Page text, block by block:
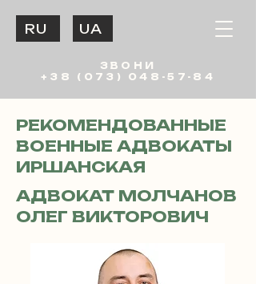
ЗВОНИ
+38 (073) 048-57-84
UA
RU
РЕКОМЕНДОВАННЫЕ
ВОЕННЫЕ АДВОКАТЫ
ИРШАНСКАЯ
АДВОКАТ МОЛЧАНОВ
ОЛЕГ ВИКТОРОВИЧ